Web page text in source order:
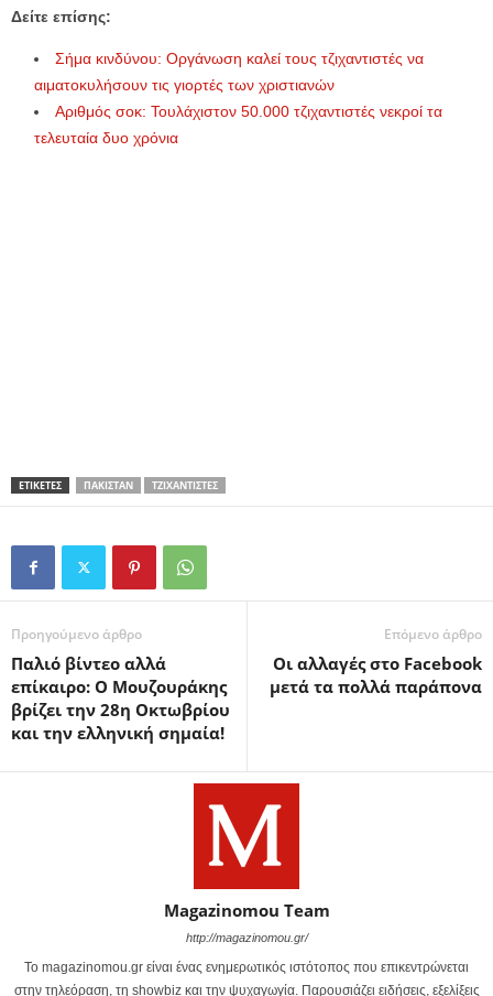
Δείτε επίσης:
Σήμα κινδύνου: Οργάνωση καλεί τους τζιχαντιστές να
αιματοκυλήσουν τις γιορτές των χριστιανών
Αριθμός σοκ: Τουλάχιστον 50.000 τζιχαντιστές νεκροί τα
τελευταία δυο χρόνια
ΕΤΙΚΕΤΕΣ ΠΑΚΙΣΤΆΝ ΤΖΙΧΑΝΤΙΣΤΈΣ
Προηγούμενο άρθρο
Παλιό βίντεο αλλά
επίκαιρο: Ο Μουζουράκης
βρίζει την 28η Οκτωβρίου
και την ελληνική σημαία!
Επόμενο άρθρο
Οι αλλαγές στο Facebook
μετά τα πολλά παράπονα
Magazinomou Team
http://magazinomou.gr/
Το magazinomou.gr είναι ένας ενημερωτικός ιστότοπος που επικεντρώνεται
στην τηλεόραση, τη showbiz και την ψυχαγωγία. Παρουσιάζει ειδήσεις, εξελίξεις